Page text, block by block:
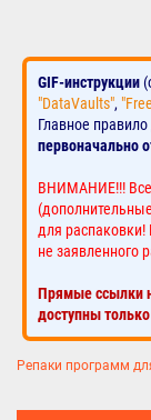
GIF-инструкции
"DataVaults",
Главное
первоначально
ВНИМАНИЕ!!! Все
для распаковки!
не заявленного
Прямые ссылки
доступны
Репаки программ